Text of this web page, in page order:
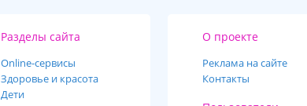
Разделы сайта
Online-cервисы
Здоровье и красота
Дети
О проекте
Реклама на сайте
Контакты